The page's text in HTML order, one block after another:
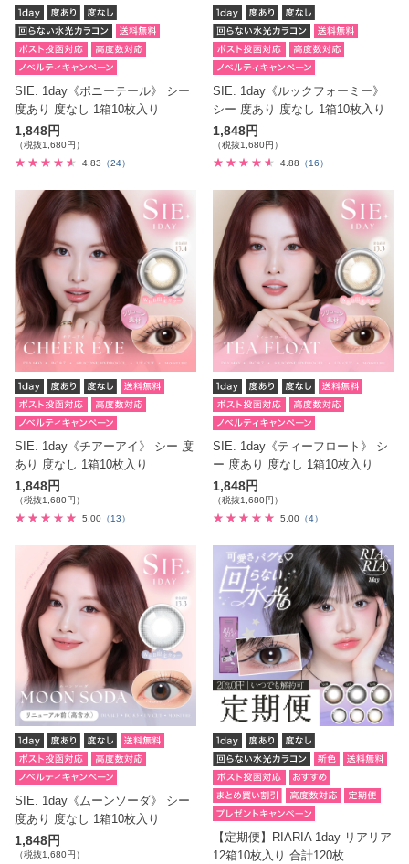
SIE. 1day《ポニーテール》 シー
度あり 度なし 1箱10枚入り
1,848円
（税抜1,680円）
4.83 （24）
SIE. 1day《ルックフォーミー》
シー 度あり 度なし 1箱10枚入り
1,848円
（税抜1,680円）
4.88
（16）
SIE. 1day《チアーアイ》 シー 度
あり 度なし 1箱10枚入り
1,848円
（税抜1,680円）
5.00 （13）
SIE. 1day《ティーフロート》 シ
ー 度あり 度なし 1箱10枚入り
1,848円
（税抜1,680円）
5.00 （4）
SIE. 1day《ムーンソーダ》 シー
度あり 度なし 1箱10枚入り
1,848円
（税抜1,680円）
【定期便】RIARIA 1day リアリア
12箱10枚入り 合計120枚